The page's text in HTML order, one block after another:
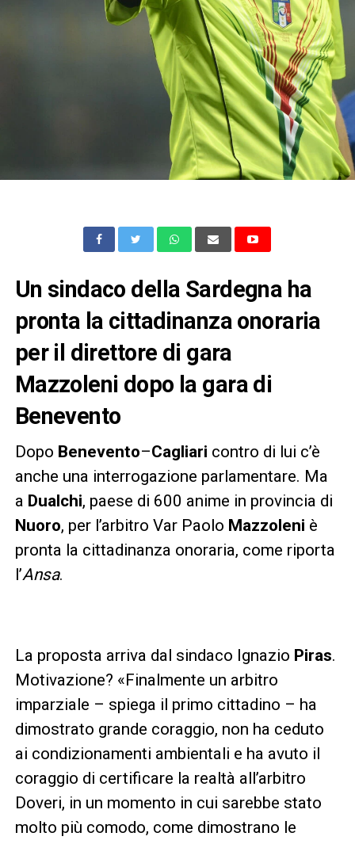
Un sindaco della Sardegna ha
pronta la cittadinanza onoraria
per il direttore di gara
Mazzoleni dopo la gara di
Benevento
Dopo Benevento–Cagliari contro di lui c’è
anche una interrogazione parlamentare. Ma
a Dualchi, paese di 600 anime in provincia di
Nuoro, per l’arbitro Var Paolo Mazzoleni è
pronta la cittadinanza onoraria, come riporta
l’Ansa.
La proposta arriva dal sindaco Ignazio Piras.
Motivazione? «Finalmente un arbitro
imparziale – spiega il primo cittadino – ha
dimostrato grande coraggio, non ha ceduto
ai condizionamenti ambientali e ha avuto il
coraggio di certificare la realtà all’arbitro
Doveri, in un momento in cui sarebbe stato
molto più comodo, come dimostrano le